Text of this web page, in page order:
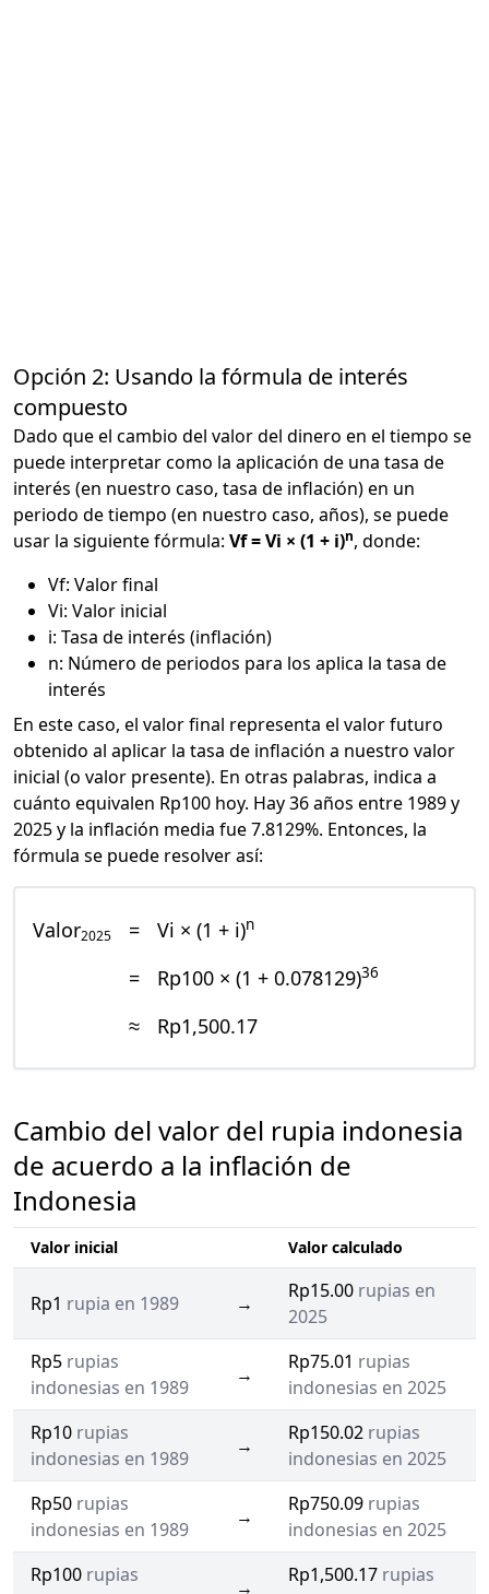
Opción 2: Usando la fórmula de interés
compuesto
Dado que el cambio del valor del dinero en el tiempo se
puede interpretar como la aplicación de una tasa de
interés (en nuestro caso, tasa de inflación) en un
periodo de tiempo (en nuestro caso, años), se puede
usar la siguiente fórmula: Vf = Vi × (1 + i)n, donde:
Vf: Valor final
Vi: Valor inicial
i: Tasa de interés (inflación)
n: Número de periodos para los aplica la tasa de
interés
En este caso, el valor final representa el valor futuro
obtenido al aplicar la tasa de inflación a nuestro valor
inicial (o valor presente). En otras palabras, indica a
cuánto equivalen Rp100 hoy. Hay 36 años entre 1989 y
2025 y la inflación media fue 7.8129%. Entonces, la
fórmula se puede resolver así:
Valor2025 = Vi × (1 + i)n
= Rp100 × (1 + 0.078129)36
≈ Rp1,500.17
Cambio del valor del rupia indonesia
de acuerdo a la inflación de
Indonesia
Valor inicial Valor calculado
Rp1 rupia en 1989 →
Rp15.00 rupias en
2025
Rp5 rupias
indonesias en 1989
→
Rp75.01 rupias
indonesias en 2025
Rp10 rupias
indonesias en 1989
→
Rp150.02 rupias
indonesias en 2025
Rp50 rupias
indonesias en 1989
→
Rp750.09 rupias
indonesias en 2025
Rp100 rupias
→
Rp1,500.17 rupias